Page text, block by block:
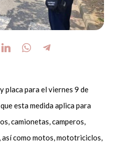
placa para el viernes 9 de
esta medida aplica para
camionetas, camperos,
como motos, mototriciclos,